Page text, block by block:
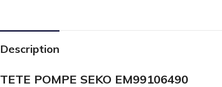
Description
TETE POMPE SEKO EM99106490